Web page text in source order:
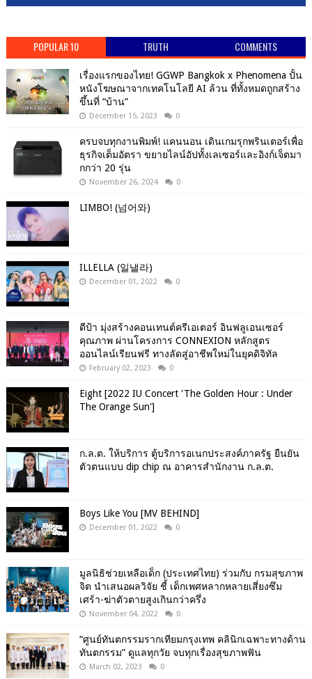
POPULAR 10 TRUTH COMMENTS
เรื่องแรกของไทย! GGWP Bangkok x Phenomena ปั้น
หนังโฆษณาจากเทคโนโลยี AI ล้วน ที่ทั้งหมดถูกสร้าง
ขึ้นที่ “บ้าน”
December 15, 2023 0
ครบจบทุกงานพิมพ์! แคนนอน เดินเกมรุกพรินเตอร์เพื่อ
ธุรกิจเต็มอัตรา ขยายไลน์อัปทั้งเลเซอร์และอิงก์เจ็ตมา
กกว่า 20 รุ่น
November 26, 2024 0
LIMBO! (넘어와)
ILLELLA (일낼라)
December 01, 2022 0
ดีป้า มุ่งสร้างคอนเทนต์ครีเอเตอร์ อินฟลูเอนเซอร์
คุณภาพ ผ่านโครงการ CONNEXION หลักสูตร
ออนไลน์เรียนฟรี ทางลัดสู่อาชีพใหม่ในยุคดิจิทัล
February 02, 2023 0
Eight [2022 IU Concert 'The Golden Hour : Under
The Orange Sun']
ก.ล.ต. ให้บริการ ตู้บริการอเนกประสงค์ภาครัฐ ยืนยัน
ตัวตนแบบ dip chip ณ อาคารสำนักงาน ก.ล.ต.
Boys Like You [MV BEHIND]
December 01, 2022 0
มูลนิธิช่วยเหลือเด็ก (ประเทศไทย) ร่วมกับ กรมสุขภาพ
จิต นำเสนอผลวิจัย ชี้ เด็กเพศหลากหลายเสี่ยงซึม
เศร้า-ฆ่าตัวตายสูงเกินกว่าครึ่ง
November 04, 2022 0
“ศูนย์ทันตกรรมรากเทียมกรุงเทพ คลินิกเฉพาะทางด้าน
ทันตกรรม” ดูแลทุกวัย จบทุกเรื่องสุขภาพฟัน
March 02, 2023 0